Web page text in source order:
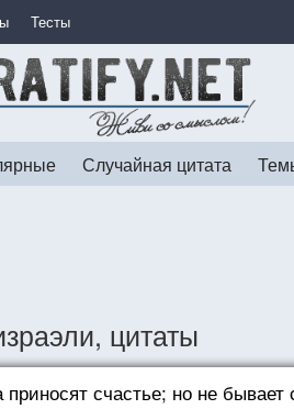
Тесты
Случайная цитата
цитаты
счастье; но не бывает